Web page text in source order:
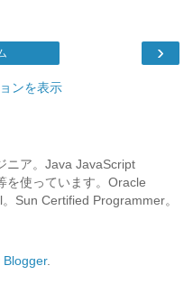
›
ンを表示
ニア。Java JavaScript
を使っています。Oracle
Sun Certified Programmer。
Blogger.